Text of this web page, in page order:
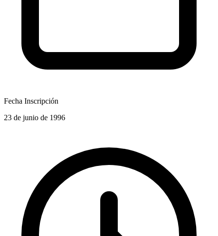
Fecha Inscripción
23 de junio de 1996